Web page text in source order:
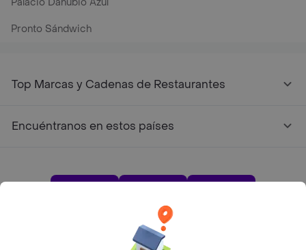
Pronto Sándwich
Top Marcas y Cadenas de Restaurantes
Encuéntranos en estos países
Google play